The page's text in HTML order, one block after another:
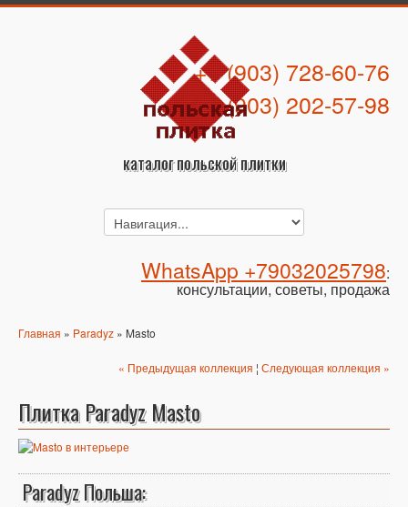
каталог польской плитки
+7 (903) 728-60-76
+7 (903) 202-57-98
WhatsApp +79032025798:
консультации, советы, продажа
Главная » Paradyz » Masto
« Предыдущая коллекция ¦ Следующая коллекция »
Плитка Paradyz Masto
Paradyz Польша: